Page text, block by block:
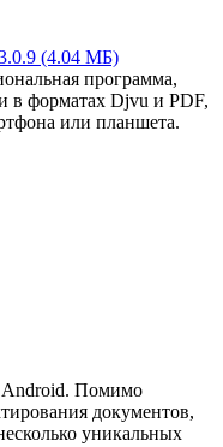
(4.04 МБ)
программа,
в форматах Djvu и PDF,
или планшета.
Android. Помимо
документов,
уникальных